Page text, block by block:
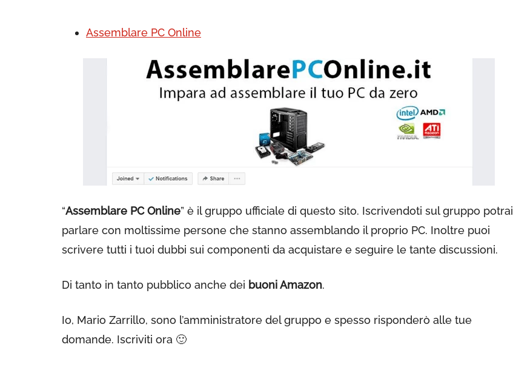
Assemblare PC Online
“Assemblare PC Online” è il gruppo ufficiale di questo sito. Iscrivendoti sul gruppo potrai
parlare con moltissime persone che stanno assemblando il proprio PC. Inoltre puoi
scrivere tutti i tuoi dubbi sui componenti da acquistare e seguire le tante discussioni.
Di tanto in tanto pubblico anche dei buoni Amazon.
Io, Mario Zarrillo, sono l’amministratore del gruppo e spesso risponderò alle tue
domande. Iscriviti ora 🙂